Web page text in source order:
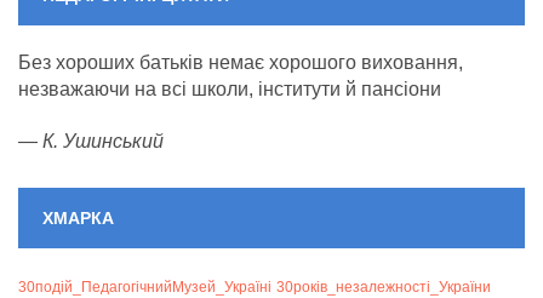
Без хороших батьків немає хорошого виховання,
незважаючи на всі школи, інститути й пансіони
— К. Ушинський
ХМАРКА
30подій_ПедагогічнийМузей_Україні 30років_незалежності_України